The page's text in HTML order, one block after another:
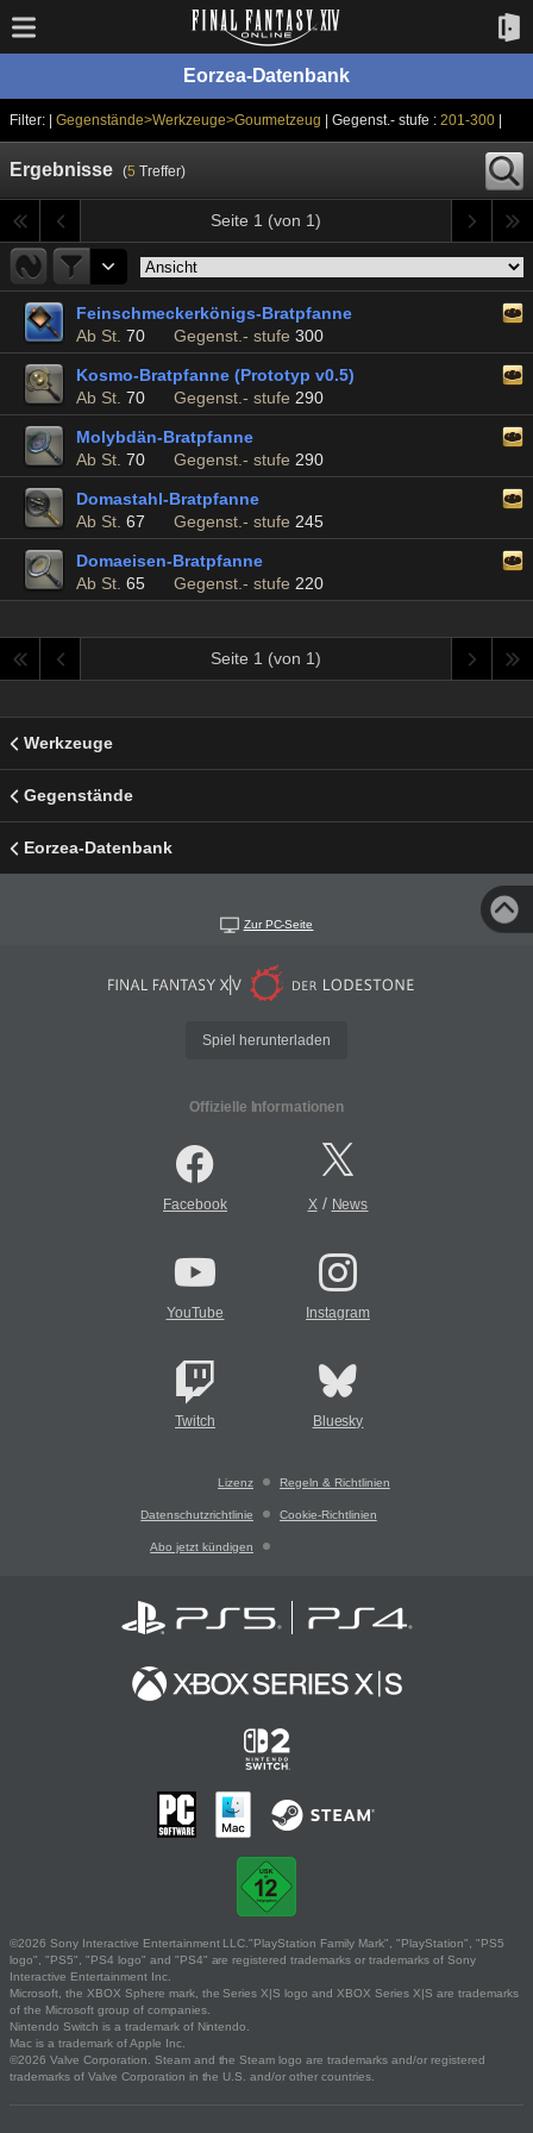
Eorzea-Datenbank
Filter: | Gegenstände>Werkzeuge>Gourmetzeug | Gegenst.- stufe :201-300|
Ergebnisse (5 Treffer)
Seite 1 (von 1)
Feinschmeckerkönigs-Bratpfanne
Ab St. 70 Gegenst.- stufe 300
Kosmo-Bratpfanne (Prototyp v0.5)
Ab St. 70 Gegenst.- stufe 290
Molybdän-Bratpfanne
Ab St. 70 Gegenst.- stufe 290
Domastahl-Bratpfanne
Ab St. 67 Gegenst.- stufe 245
Domaeisen-Bratpfanne
Ab St. 65 Gegenst.- stufe 220
Seite 1 (von 1)
Werkzeuge
Gegenstände
Eorzea-Datenbank
Zur PC-Seite
Spiel herunterladen
Offizielle Informationen
Facebook X/ News
YouTube Instagram
Twitch Bluesky
Lizenz Regeln & Richtlinien
Datenschutzrichtlinie Cookie-Richtlinien
Abo jetzt kündigen
©2026 Sony Interactive Entertainment LLC."PlayStation Family Mark", "PlayStation", "PS5
logo", "PS5", "PS4 logo" and "PS4" are registered trademarks or trademarks of Sony
Interactive Entertainment Inc.
Microsoft, the XBOX Sphere mark, the Series X|S logo and XBOX Series X|S are trademarks
of the Microsoft group of companies.
Nintendo Switch is a trademark of Nintendo.
Mac is a trademark of Apple Inc.
©2026 Valve Corporation. Steam and the Steam logo are trademarks and/or registered
trademarks of Valve Corporation in the U.S. and/or other countries.